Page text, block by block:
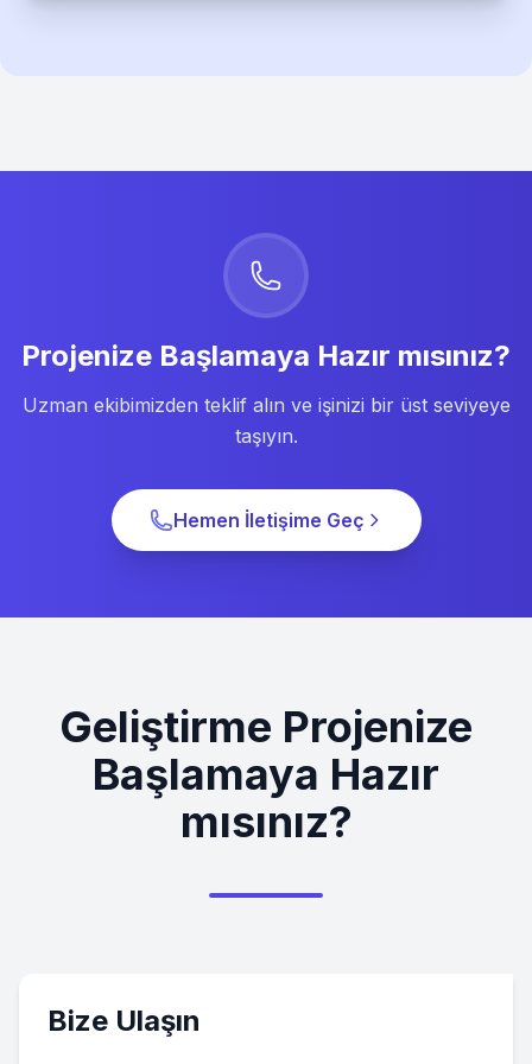
Projenize Başlamaya Hazır mısınız?
Uzman ekibimizden teklif alın ve işinizi bir üst seviyeye
taşıyın.
Hemen İletişime Geç
Geliştirme Projenize
Başlamaya Hazır
mısınız?
Bize Ulaşın